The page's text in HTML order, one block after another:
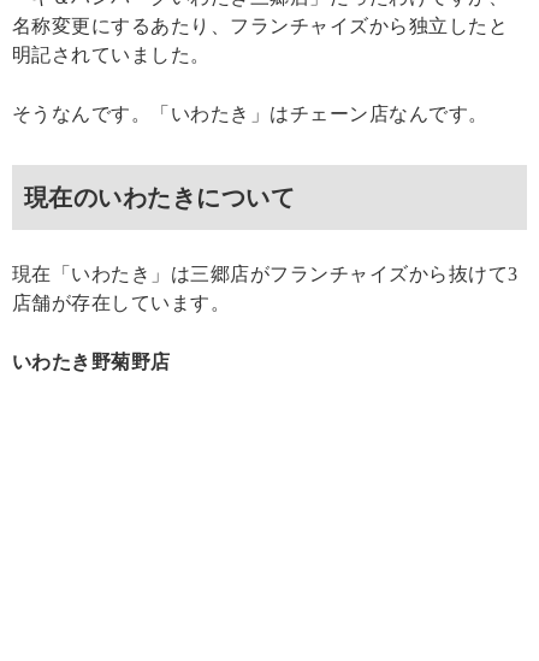
名称変更にするあたり、フランチャイズから独立したと
明記されていました。
そうなんです。「いわたき」はチェーン店なんです。
現在のいわたきについて
現在「いわたき」は三郷店がフランチャイズから抜けて3
店舗が存在しています。
いわたき野菊野店